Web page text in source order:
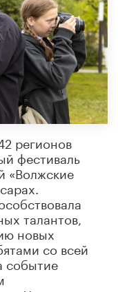
регионов
фестиваль
«Волжские
талантов,
новых
со всей
событие